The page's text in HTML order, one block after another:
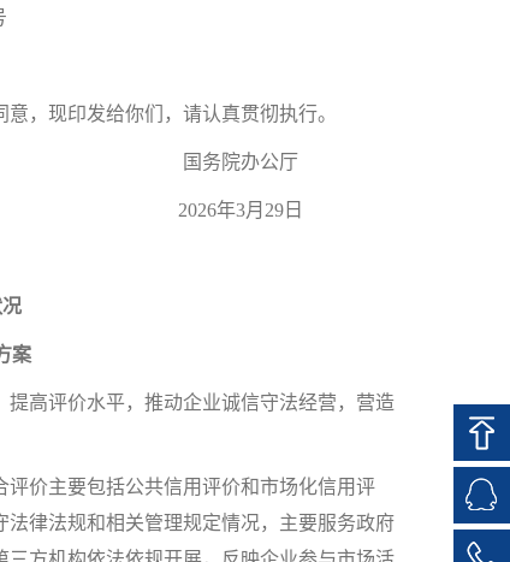
，现印发给你们，请认真贯彻执行。
国务院办公厅
2026年3月29日
案
高评价水平，推动企业诚信守法经营，营造
评价主要包括公共信用评价和市场化信用评
律法规和相关管理规定情况，主要服务政府